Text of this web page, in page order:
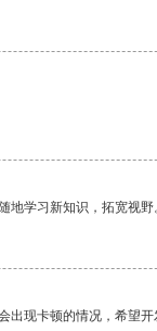
学习新知识，拓宽视野
现卡顿的情况，希望开